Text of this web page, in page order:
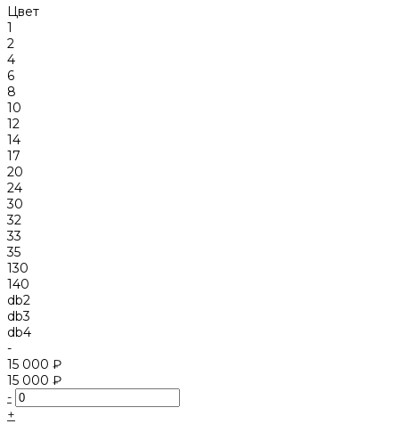
Цвет
1
2
4
6
8
10
12
14
17
20
24
30
32
33
35
130
140
db2
db3
db4
-
15 000 ₽
15 000 ₽
-
+